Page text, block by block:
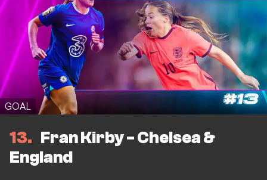
GOAL
13
Fran Kirby - Chelsea &
England